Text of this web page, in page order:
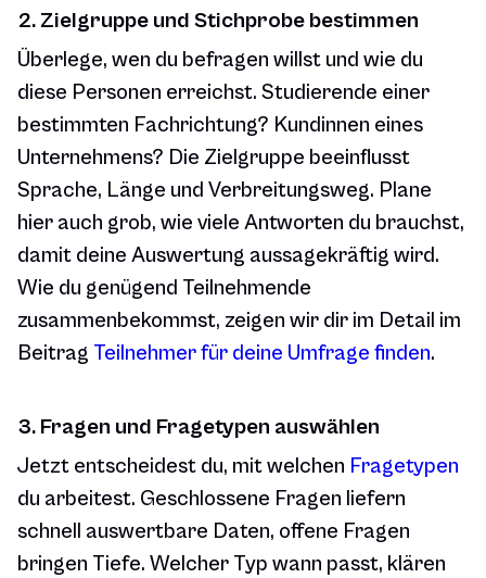
2. Zielgruppe und Stichprobe bestimmen
Überlege, wen du befragen willst und wie du
diese Personen erreichst. Studierende einer
bestimmten Fachrichtung? Kundinnen eines
Unternehmens? Die Zielgruppe beeinflusst
Sprache, Länge und Verbreitungsweg. Plane
hier auch grob, wie viele Antworten du brauchst,
damit deine Auswertung aussagekräftig wird.
Wie du genügend Teilnehmende
zusammenbekommst, zeigen wir dir im Detail im
Beitrag Teilnehmer für deine Umfrage finden.
3. Fragen und Fragetypen auswählen
Jetzt entscheidest du, mit welchen Fragetypen
du arbeitest. Geschlossene Fragen liefern
schnell auswertbare Daten, offene Fragen
bringen Tiefe. Welcher Typ wann passt, klären